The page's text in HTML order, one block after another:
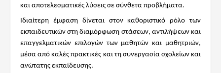
και αποτελεσματικές λύσεις σε σύνθετα προβλήματα.
Ιδιαίτερη έμφαση δίνεται στον καθοριστικό ρόλο των
εκπαιδευτικών στη διαμόρφωση στάσεων, αντιλήψεων και
επαγγελματικών επιλογών των μαθητών και μαθητριών,
μέσα από καλές πρακτικές και τη συνεργασία σχολείων και
ανώτατης εκπαίδευσης.